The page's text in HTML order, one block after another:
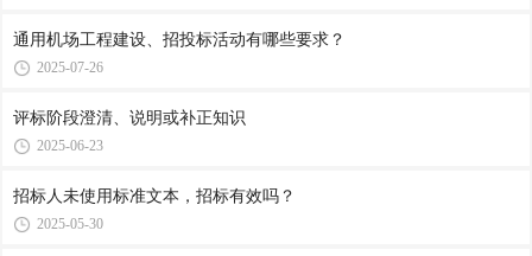
通用机场工程建设、招投标活动有哪些要求？
2025-07-26
评标阶段澄清、说明或补正知识
2025-06-23
招标人未使用标准文本，招标有效吗？
2025-05-30